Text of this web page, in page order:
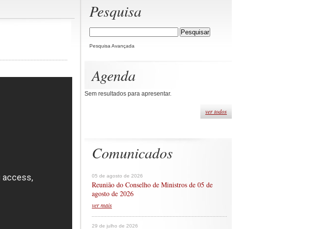
Pesquisa
Pesquisa Avançada
Agenda
Sem resultados para apresentar.
ver todos
Comunicados
05 de agosto de 2026
Reunião do Conselho de Ministros de 05 de
agosto de 2026
ver mais
29 de julho de 2026